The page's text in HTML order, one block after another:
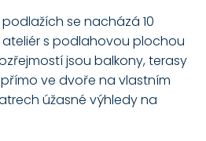
se nacházá 10
s podlahovou plochou
jsou balkony, terasy
ve dvoře na vlastním
úžasné výhledy na